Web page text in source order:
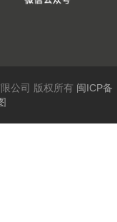
公司 版权所有 闽ICP备